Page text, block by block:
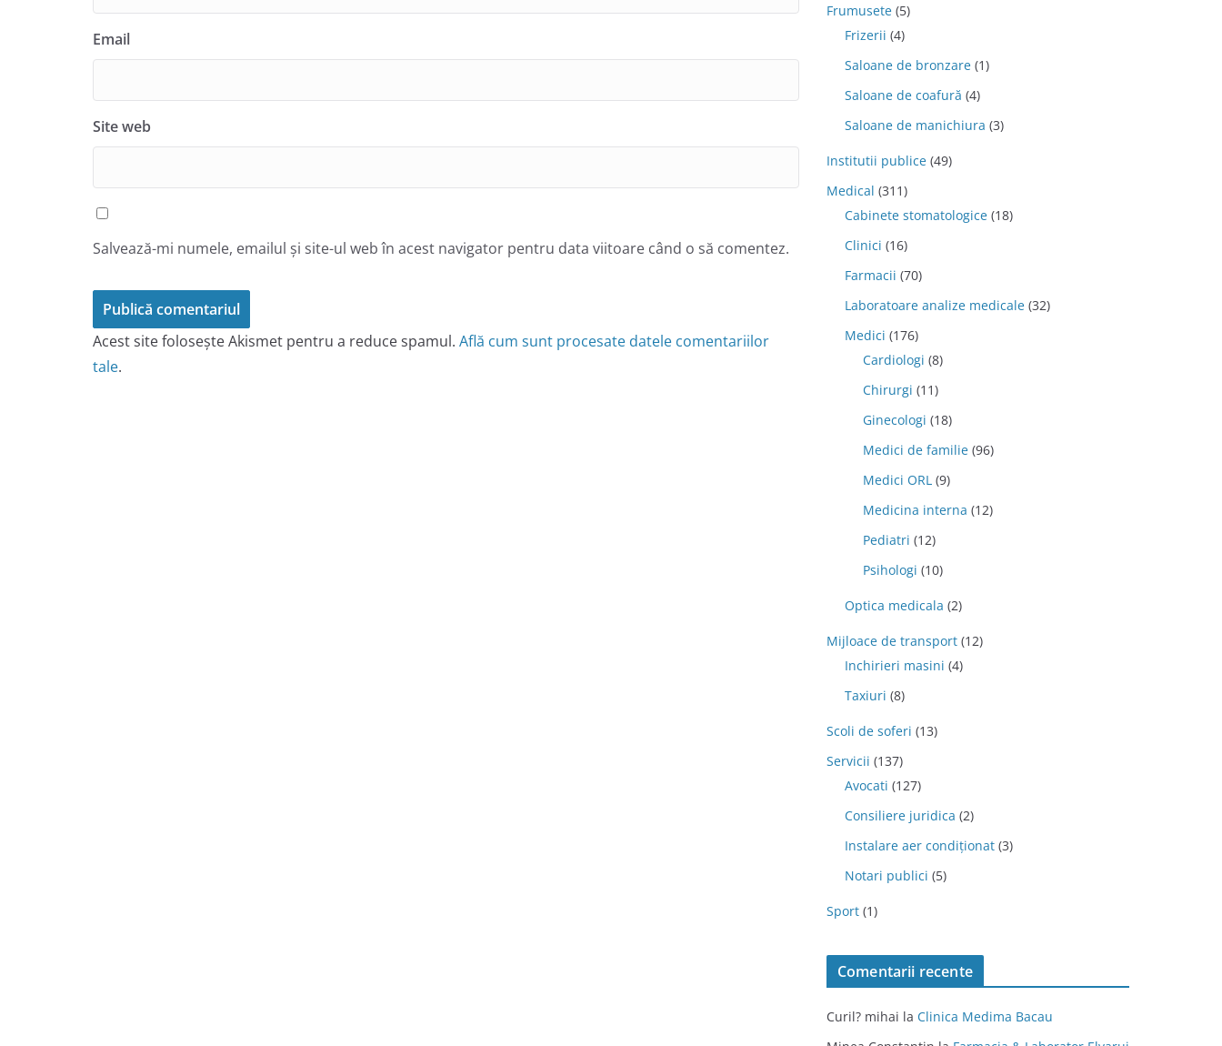
Email
Site web
Salvează-mi numele, emailul și site-ul web în acest navigator pentru data viitoare când o să comentez.
Acest site folosește Akismet pentru a reduce spamul. Află cum sunt procesate datele comentariilor
tale.
Frumusete (5)
Frizerii (4)
Saloane de bronzare (1)
Saloane de coafură (4)
Saloane de manichiura (3)
Institutii publice (49)
Medical (311)
Cabinete stomatologice (18)
Clinici (16)
Farmacii (70)
Laboratoare analize medicale (32)
Medici (176)
Cardiologi (8)
Chirurgi (11)
Ginecologi (18)
Medici de familie (96)
Medici ORL (9)
Medicina interna (12)
Pediatri (12)
Psihologi (10)
Optica medicala (2)
Mijloace de transport (12)
Inchirieri masini (4)
Taxiuri (8)
Scoli de soferi (13)
Servicii (137)
Avocati (127)
Consiliere juridica (2)
Instalare aer condiționat (3)
Notari publici (5)
Sport (1)
Comentarii recente
Curil? mihai la Clinica Medima Bacau